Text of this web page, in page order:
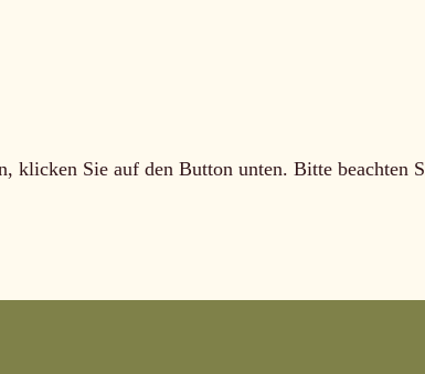
klicken Sie auf den Button unten. Bitte beachten